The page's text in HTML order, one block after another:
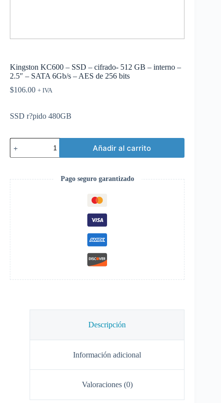
Kingston KC600 – SSD – cifrado- 512 GB – interno –
2.5″ – SATA 6Gb/s – AES de 256 bits
$106.00 + IVA
SSD r?pido 480GB
Kingston
KC600
-
cifrado-
512
GB
-
interno
-
2.5"
-
SATA
6Gb/s
-
AES
cantidad
Añadir al carrito
Pago seguro garantizado
Descripción
Información adicional
Valoraciones (0)